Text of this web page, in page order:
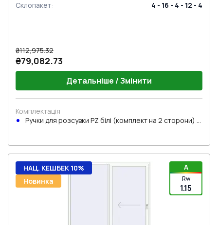
Склопакет: 4 - 16 - 4 - 12 - 4
₴112,975.32
₴79,082.73
Детальніше / Змінити
Комплектація
Ручки для розсувки PZ білі (комплект на 2 сторони) з
A
Rw
1.15
НАЦ. КЕШБЕК 10%
Новинка